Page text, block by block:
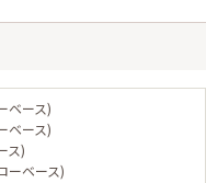
ベース)
ベース)
ス)
ーベース)